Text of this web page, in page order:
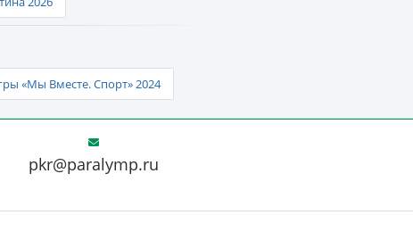
«Мы Вместе. Спорт» 2024
pkr@paralymp.ru